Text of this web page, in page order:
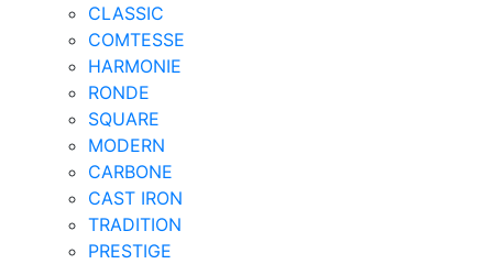
CLASSIC
COMTESSE
HARMONIE
RONDE
SQUARE
MODERN
CARBONE
CAST IRON
TRADITION
PRESTIGE